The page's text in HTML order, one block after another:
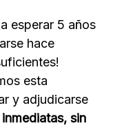
esperar 5 años
hace
esta
y adjudicarse
sin